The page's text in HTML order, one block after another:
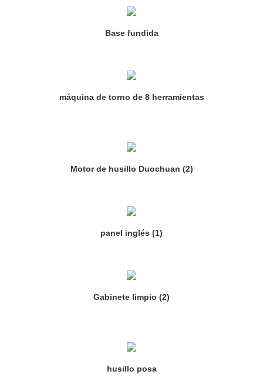
Base fundida
máquina de torno de 8 herramientas
Motor de husillo Duochuan (2)
panel inglés (1)
Gabinete limpio (2)
husillo posa